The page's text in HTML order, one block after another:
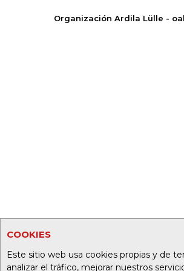
COOKIES
Este sitio web usa cookies propias y de
analizar el tráfico, mejorar nuestros
Organización Ardila Lülle -